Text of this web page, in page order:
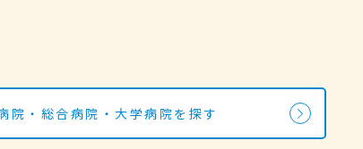
院・総合病院・大学病院を探す